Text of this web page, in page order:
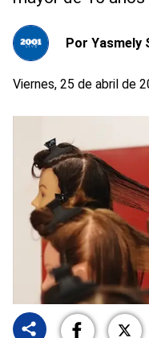
Por Yasmely
Viernes, 25 de abril de